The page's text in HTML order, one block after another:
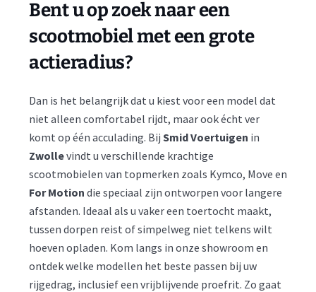
Bent u op zoek naar een
scootmobiel met een grote
actieradius?
Dan is het belangrijk dat u kiest voor een model dat
niet alleen comfortabel rijdt, maar ook écht ver
komt op één acculading. Bij Smid Voertuigen in
Zwollevindt u verschillende krachtige
scootmobielen van topmerken zoals Kymco, Move en
For Motion die speciaal zijn ontworpen voor langere
afstanden. Ideaal als u vaker een toertocht maakt,
tussen dorpen reist of simpelweg niet telkens wilt
hoeven opladen. Kom langs in onze showroom en
ontdek welke modellen het beste passen bij uw
rijgedrag, inclusief een vrijblijvende proefrit. Zo gaat